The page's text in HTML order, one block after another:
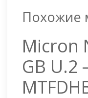
Похожие
Micron
GB U.2